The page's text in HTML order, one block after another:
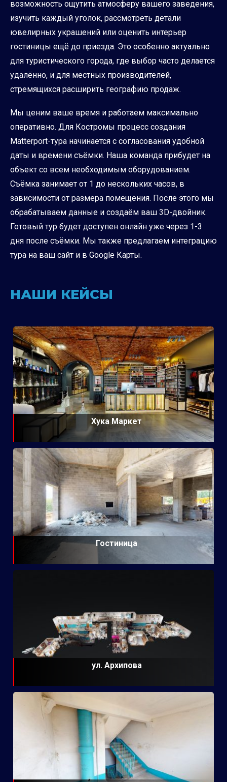
возможность ощутить атмосферу вашего заведения,
изучить каждый уголок, рассмотреть детали
ювелирных украшений или оценить интерьер
гостиницы ещё до приезда. Это особенно актуально
для туристического города, где выбор часто делается
удалённо, и для местных производителей,
стремящихся расширить географию продаж.
Мы ценим ваше время и работаем максимально
оперативно. Для Костромы процесс создания
Matterport-тура начинается с согласования удобной
даты и времени съёмки. Наша команда прибудет на
объект со всем необходимым оборудованием.
Съёмка занимает от 1 до нескольких часов, в
зависимости от размера помещения. После этого мы
обрабатываем данные и создаём ваш 3D-двойник.
Готовый тур будет доступен онлайн уже через 1-3
дня после съёмки. Мы также предлагаем интеграцию
тура на ваш сайт и в Google Карты.
НАШИ КЕЙСЫ
Хука Маркет
Гостиница
ул. Архипова